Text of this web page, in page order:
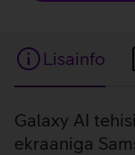
Lisainfo
Lisainfo
Galaxy AI
ekraaniga